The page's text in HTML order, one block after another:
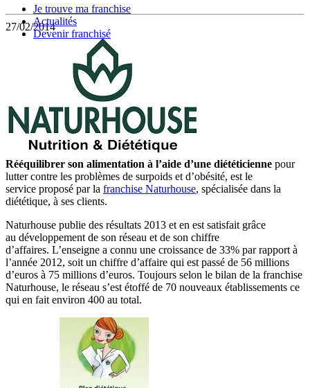
Je trouve ma franchise
Actualités
Devenir franchisé
27/02/2014
Rééquilibrer son alimentation à l’aide d’une diététicienne pour
lutter contre les problèmes de surpoids et d’obésité, est le
service proposé par la franchise Naturhouse, spécialisée dans la
diététique, à ses clients.
Naturhouse publie des résultats 2013 et en est satisfait grâce
au développement de son réseau et de son chiffre
d’affaires. L’enseigne a connu une croissance de 33% par rapport à
l’année 2012, soit un chiffre d’affaire qui est passé de 56 millions
d’euros à 75 millions d’euros. Toujours selon le bilan de la franchise
Naturhouse, le réseau s’est étoffé de 70 nouveaux établissements ce
qui en fait environ 400 au total.